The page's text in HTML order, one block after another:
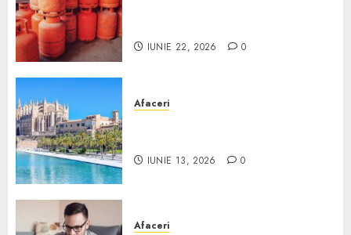
IUNIE 22, 2026 0
Afaceri
IUNIE 13, 2026 0
Afaceri